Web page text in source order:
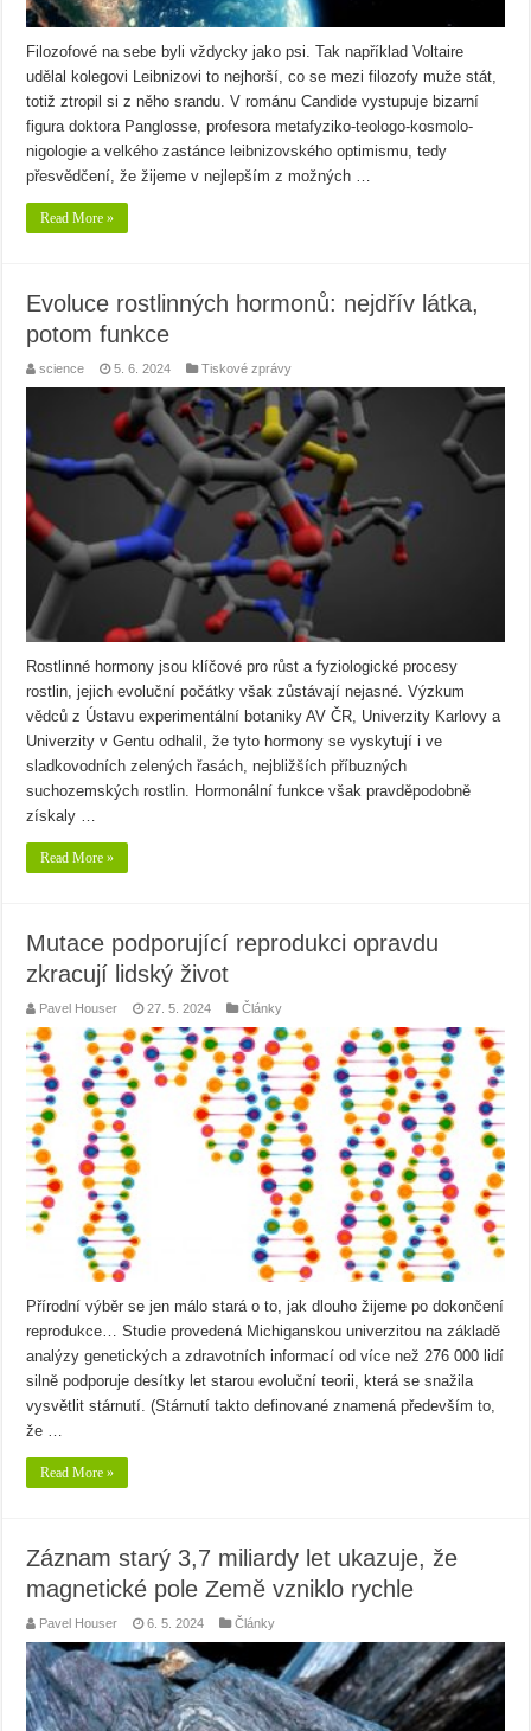
Filozofové na sebe byli vždycky jako psi. Tak například Voltaire
udělal kolegovi Leibnizovi to nejhorší, co se mezi filozofy muže stát,
totiž ztropil si z něho srandu. V románu Candide vystupuje bizarní
figura doktora Panglosse, profesora metafyziko-teologo-kosmolo-
nigologie a velkého zastánce leibnizovského optimismu, tedy
přesvědčení, že žijeme v nejlepším z možných …
Read More »
Evoluce rostlinných hormonů: nejdřív látka,
potom funkce
science 5. 6. 2024 Tiskové zprávy
Rostlinné hormony jsou klíčové pro růst a fyziologické procesy
rostlin, jejich evoluční počátky však zůstávají nejasné. Výzkum
vědců z Ústavu experimentální botaniky AV ČR, Univerzity Karlovy a
Univerzity v Gentu odhalil, že tyto hormony se vyskytují i ve
sladkovodních zelených řasách, nejbližších příbuzných
suchozemských rostlin. Hormonální funkce však pravděpodobně
získaly …
Read More »
Mutace podporující reprodukci opravdu
zkracují lidský život
Pavel Houser 27. 5. 2024 Články
Přírodní výběr se jen málo stará o to, jak dlouho žijeme po dokončení
reprodukce… Studie provedená Michiganskou univerzitou na základě
analýzy genetických a zdravotních informací od více než 276 000 lidí
silně podporuje desítky let starou evoluční teorii, která se snažila
vysvětlit stárnutí. (Stárnutí takto definované znamená především to,
že …
Read More »
Záznam starý 3,7 miliardy let ukazuje, že
magnetické pole Země vzniklo rychle
Pavel Houser 6. 5. 2024 Články